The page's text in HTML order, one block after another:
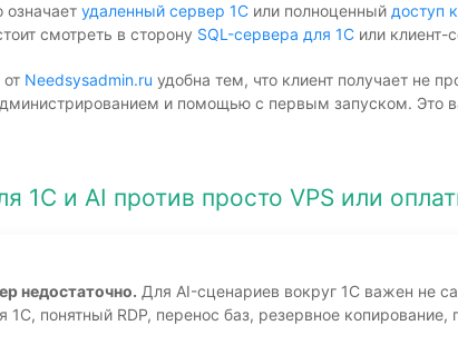
означает удаленный сервер 1С или полноценный доступ
смотреть в сторону SQL-сервера для 1С или клиент-
Needsysadmin.ru удобна тем, что клиент получает не
и помощью с первым запуском. Это
1С и AI против просто VPS или
недостаточно. Для AI-сценариев вокруг 1С важен не
1С, понятный RDP, перенос баз, резервное